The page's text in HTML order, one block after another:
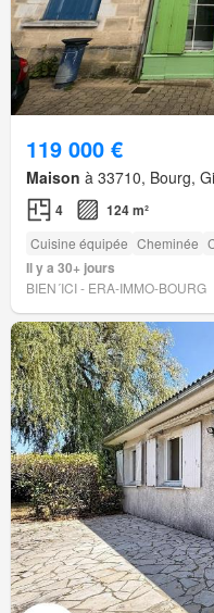
119 000 €
Maison à 33710, Bourg,
4 124 m²
Cuisine équipée Cheminée
Il y a 30+ jours
BIEN´ICI - ERA-IMMO-BOURG